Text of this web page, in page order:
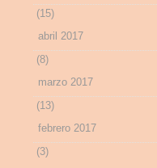
(15)
abril 2017
(8)
marzo 2017
(13)
febrero 2017
(3)